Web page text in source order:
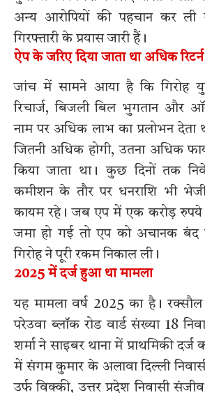
अन्य आरोपियों की पहचान कर
गिरफ्तारी के प्रयास जारी हैं।
ऐप के जरिए दिया जाता था अधिक
जांच में सामने आया है कि गिरोह
रिचार्ज, बिजली बिल भुगतान और
नाम पर अधिक लाभ का प्रलोभन देता
जितनी अधिक होगी, उतना अधिक
किया जाता था। कुछ दिनों तक
कमीशन के तौर पर धनराशि भी
कायम रहे। जब एप में एक करोड़ रुपये
जमा हो गई तो एप को अचानक बंद
गिरोह ने पूरी रकम निकाल ली।
2025 में दर्ज हुआ था मामला
यह मामला वर्ष 2025 का है। रक्सौल
परेउवा ब्लॉक रोड वार्ड संख्या 18
शर्मा ने साइबर थाना में प्राथमिकी दर्ज
में संगम कुमार के अलावा दिल्ली
उर्फ विक्की, उत्तर प्रदेश निवासी